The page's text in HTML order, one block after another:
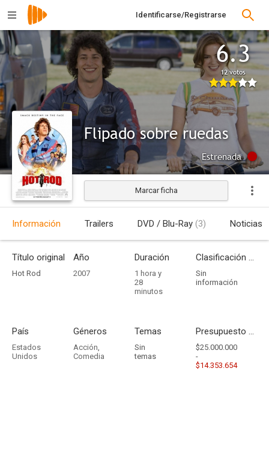
Identificarse/Registrarse
6.3
12 votos
Flipado sobre ruedas
Estrenada
Marcar ficha
Información Trailers DVD / Blu-Ray (3) Noticias
Título original
Hot Rod
Año
2007
Duración
1 hora y
28
minutos
Clasificación por edades
Sin
información
País
Estados
Unidos
Géneros
Acción,
Comedia
Temas
Sin
temas
Presupuesto - Ingresos
$25.000.000
-
$14.353.654